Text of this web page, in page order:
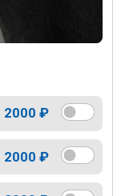
2000 ₽
2000 ₽